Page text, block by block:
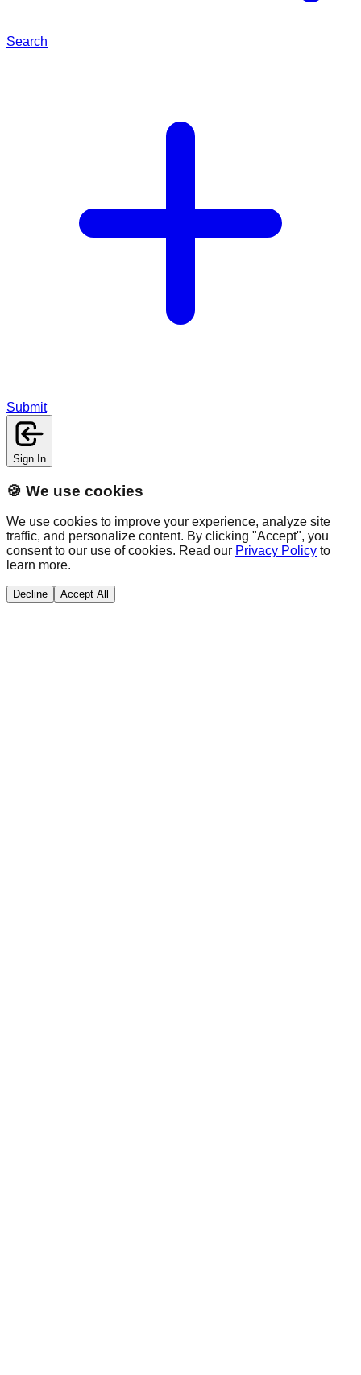
Search
Submit
Sign In
🍪 We use cookies
We use cookies to improve your experience, analyze site
traffic, and personalize content. By clicking "Accept", you
consent to our use of cookies. Read our Privacy Policy to
learn more.
Decline Accept All